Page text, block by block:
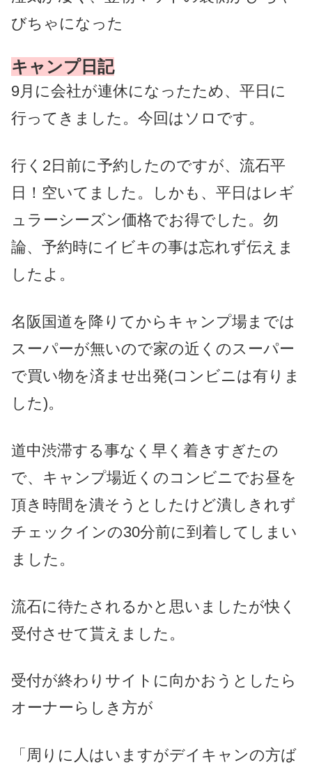
びちゃになった
キャンプ日記
9月に会社が連休になったため、平日に
行ってきました。 今回はソロです。
行く2日前に予約したのですが、流石平
日！空いてました。しかも、平日はレギ
ュラーシーズン価格でお得でした。勿
論、 予約時にイビキの事は忘れず伝えま
したよ。
名阪国道を降りてからキャンプ場までは
スーパーが無いので家の近くのスーパー
で買い物を済ませ出発(コンビニは有りま
した)。
道中渋滞する事なく早く着きすぎたの
で、キャンプ場近くのコンビニでお昼を
頂き時間を潰そうとしたけど潰しきれず
チェックインの30分前に到着してしまい
ました。
流石に待たされるかと思いましたが快く
受付させて貰えました。
受付が終わりサイトに向かおうとしたら
オーナーらしき方が
「周りに人はいますがデイキャンの方ば